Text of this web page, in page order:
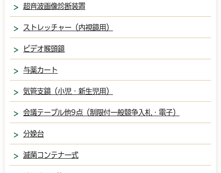
超音波画像診断装置
ストレッチャー（内視鏡用）
ビデオ喉頭鏡
与薬カート
気管支鏡（小児・新生児用）
会議テーブル他9点（制限付一般競争入札・電子）
分娩台
滅菌コンテナ一式